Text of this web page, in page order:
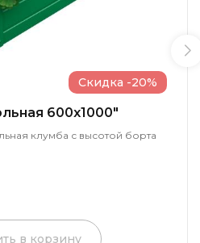
600x1000"
клумба с высотой борта
Скидка -20%
в корзину